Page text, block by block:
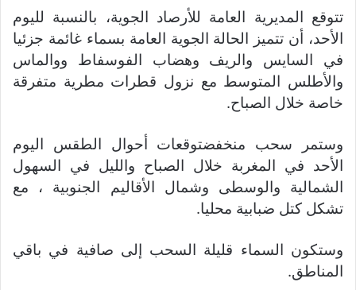
تتوقع المديرية العامة للأرصاد الجوية، بالنسبة لليوم
الأحد، أن تتميز الحالة الجوية العامة بسماء غائمة جزئيا
في السايس والريف وهضاب الفوسفاط ووالماس
والأطلس المتوسط مع نزول قطرات مطرية متفرقة
خاصة خلال الصباح.
وستمر سحب منخفضتوقعات أحوال الطقس اليوم
الأحد في المغربة خلال الصباح والليل في السهول
الشمالية والوسطى وشمال الأقاليم الجنوبية ، مع
تشكل كتل ضبابية محليا.
وستكون السماء قليلة السحب إلى صافية في باقي
المناطق.